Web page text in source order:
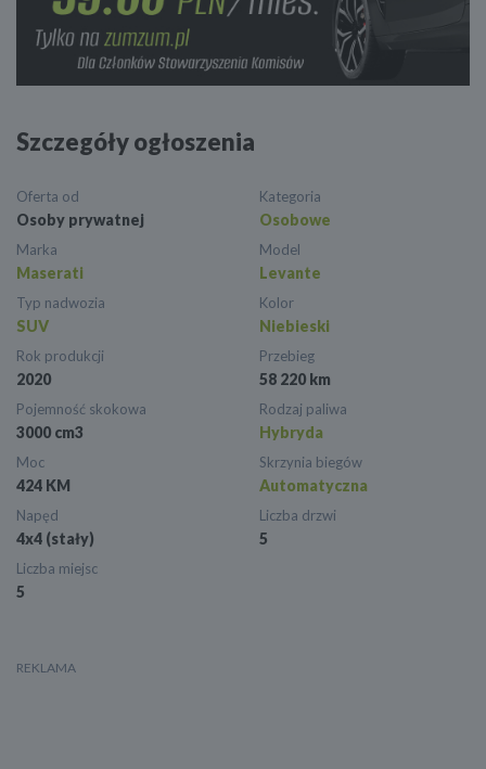
Szczegóły ogłoszenia
Oferta od
Osoby prywatnej
Kategoria
Osobowe
Marka
Maserati
Model
Levante
Typ nadwozia
SUV
Kolor
Niebieski
Rok produkcji
2020
Przebieg
58 220 km
Pojemność skokowa
3000 cm3
Rodzaj paliwa
Hybryda
Moc
424 KM
Skrzynia biegów
Automatyczna
Napęd
4x4 (stały)
Liczba drzwi
5
Liczba miejsc
5